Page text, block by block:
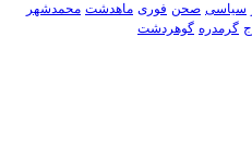
سیاسی صحن فوری ماهدشت محمدشهر
گرمدره گوهردشت